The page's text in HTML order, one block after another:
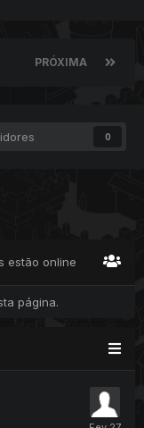
PRÓXIMA
0
estão online
página.